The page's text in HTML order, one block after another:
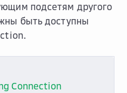
подсетям другого
быть доступны
Connection